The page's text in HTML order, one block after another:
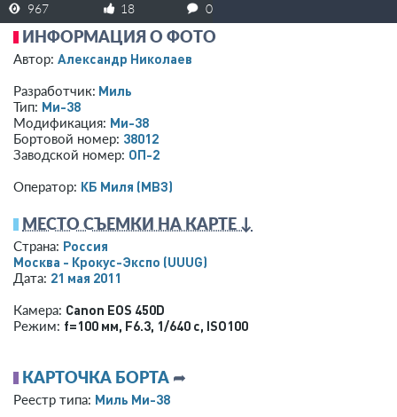
967 18 0
ИНФОРМАЦИЯ О ФОТО
Автор: Александр Николаев
Разработчик: Миль
Тип: Ми-38
Модификация: Ми-38
Бортовой номер: 38012
Заводской номер: ОП-2
Оператор: КБ Миля (МВЗ)
МЕСТО СЪЕМКИ НА КАРТЕ ↓
Страна: Россия
Москва - Крокус-Экспо (UUUG)
Дата: 21 мая 2011
Камера: Canon EOS 450D
Режим: f=100 мм, F6.3, 1/640 с, ISO100
КАРТОЧКА БОРТА ➦
Реестр типа: Миль Ми-38